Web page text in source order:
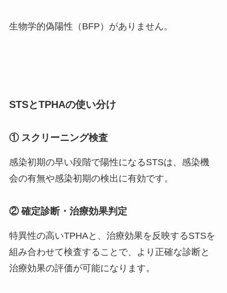
生物学的偽陽性（BFP）がありません。
STSとTPHAの使い分け
① スクリーニング検査
感染初期の早い段階で陽性になるSTSは、感染機
会の有無や感染初期の検出に有効です。
② 確定診断・治療効果判定
特異性の高いTPHAと、治療効果を反映するSTSを
組み合わせて検査することで、より正確な診断と
治療効果の評価が可能になります。